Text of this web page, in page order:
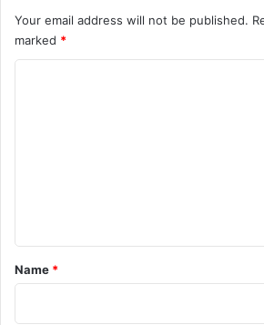
Your email address will not be published.
marked *
*
Name *